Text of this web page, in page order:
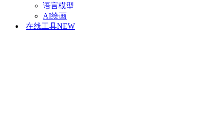
语言模型
AI绘画
在线工具NEW